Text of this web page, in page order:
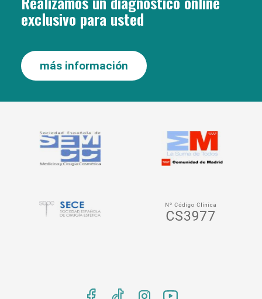
exclusivo para usted
más información